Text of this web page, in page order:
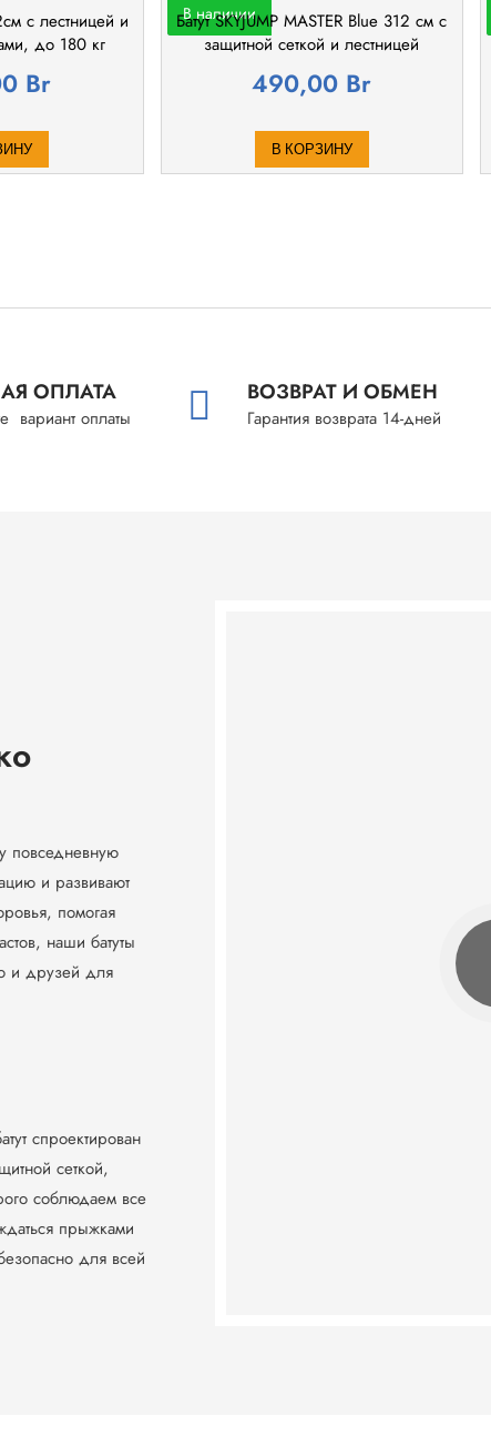
с лестницей и
до 180 кг
Br
В наличии
Батут SKYJUMP MASTER Blue 312 cм с
защитной сеткой и лестницей
490,00 Br
В КОРЗИНУ
ОПЛАТА
вариант оплаты
ВОЗВРАТ И ОБМЕН
Гарантия возврата 14-дней
повседневную
и развивают
помогая
наши батуты
и друзей для
спроектирован
сеткой,
соблюдаем все
прыжками
для всей